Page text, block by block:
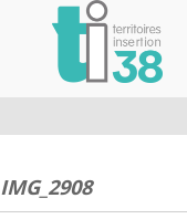
IMG_2908